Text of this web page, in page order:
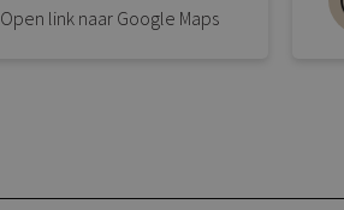
Open link naar Google Maps